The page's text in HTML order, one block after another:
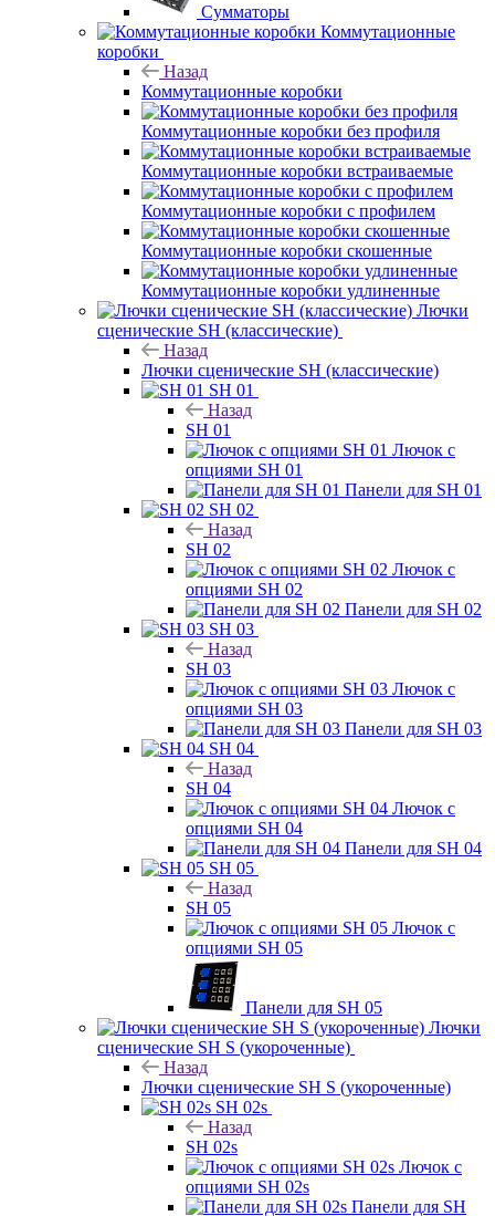
Сумматоры
Коммутационные
коробки
Назад
Коммутационные коробки
Коммутационные коробки без профиля
Коммутационные коробки встраиваемые
Коммутационные коробки с профилем
Коммутационные коробки скошенные
Коммутационные коробки удлиненные
Лючки
сценические SH (классические)
Назад
Лючки сценические SH (классические)
SH 01
Назад
SH 01
Лючок с
опциями SH 01
Панели для SH 01
SH 02
Назад
SH 02
Лючок с
опциями SH 02
Панели для SH 02
SH 03
Назад
SH 03
Лючок с
опциями SH 03
Панели для SH 03
SH 04
Назад
SH 04
Лючок с
опциями SH 04
Панели для SH 04
SH 05
Назад
SH 05
Лючок с
опциями SH 05
Панели для SH 05
Лючки
сценические SH S (укороченные)
Назад
Лючки сценические SH S (укороченные)
SH 02s
Назад
SH 02s
Лючок с
опциями SH 02s
Панели для SH